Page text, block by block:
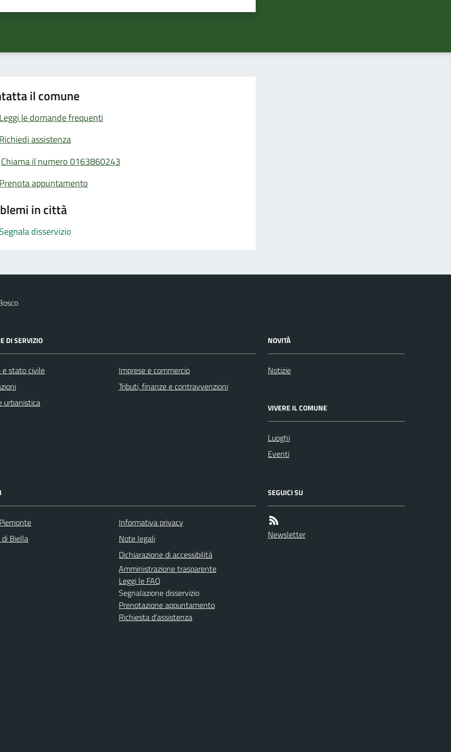
il comune
Leggi le domande frequenti
Richiedi assistenza
Chiama il numero 0163860243
Prenota appuntamento
in città
Segnala disservizio
DI SERVIZIO
e stato civile
urbanistica
Imprese e commercio
Tributi, finanze e contravvenzioni
NOVITÀ
Notizie
VIVERE IL COMUNE
Luoghi
Eventi
Biella
Informativa privacy
Note legali
Dichiarazione di accessibilità
Amministrazione trasparente
Leggi le FAQ
Segnalazione disservizio
Prenotazione appuntamento
Richiesta d'assistenza
SEGUICI SU
Newsletter